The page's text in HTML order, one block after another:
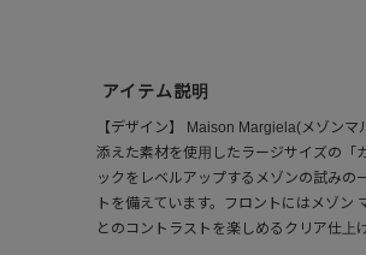
アイテム説明
【デザイン】 Maison Margiela(メゾン
添えた素材を使用したラージサイズの「
ックをレベルアップするメゾンの試みの
トを備えています。フロントにはメゾン
とのコントラストを楽しめるクリア仕上